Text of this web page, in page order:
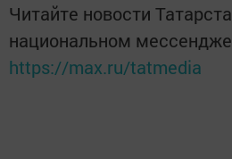
Читайте новости
национальном
https://max.ru/tatmedia